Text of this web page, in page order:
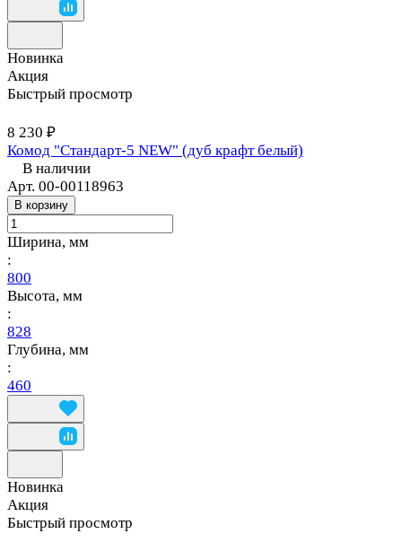
Новинка
Акция
Быстрый просмотр
8 230 ₽
Комод "Стандарт-5 NEW" (дуб крафт белый)
В наличии
Арт. 00-00118963
В корзину
Ширина, мм
:
800
Высота, мм
:
828
Глубина, мм
:
460
Новинка
Акция
Быстрый просмотр